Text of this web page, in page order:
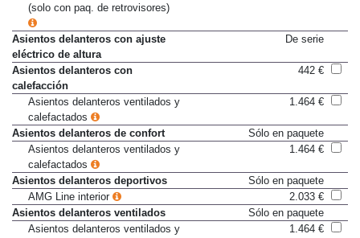
(solo con paq. de retrovisores)
Asientos delanteros con ajuste
eléctrico de altura
De serie
Asientos delanteros con
calefacción
442 €
Asientos delanteros ventilados y
calefactados
1.464 €
Asientos delanteros de confort
Sólo en paquete
Asientos delanteros ventilados y
calefactados
1.464 €
Asientos delanteros deportivos
Sólo en paquete
AMG Line interior
2.033 €
Asientos delanteros ventilados
Sólo en paquete
Asientos delanteros ventilados y
1.464 €